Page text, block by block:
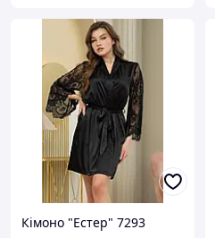
Кімоно "Естер" 7293